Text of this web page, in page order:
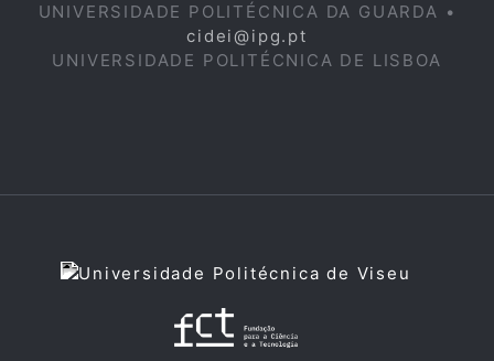
UNIVERSIDADE POLITÉCNICA DA GUARDA •
cidei@ipg.pt
UNIVERSIDADE POLITÉCNICA DE LISBOA